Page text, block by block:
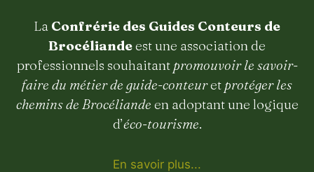
La Confrérie des Guides Conteurs de
Brocéliandeest une association de
professionnels souhaitant promouvoir le savoir-
faire du métier de guide-conteuret protéger les
chemins de Brocéliande en adoptant une logique
d’éco-tourisme.
En savoir plus...